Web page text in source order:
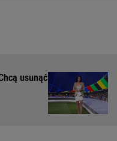
usunąć